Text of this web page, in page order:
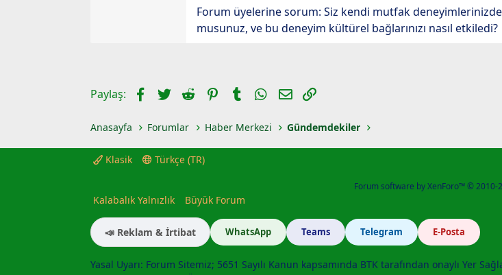
Forum üyelerine sorum: Siz kendi mutfak
musunuz, ve bu deneyim kültürel bağlarınızı nasıl etkiledi?
Paylaş: Facebook
TwitterReddit PinterestTumblrWhatsApp
E-postaLink
Anasayfa Forumlar Haber Merkezi Gündemdekiler
Klasik Türkçe (TR)
Forum software by XenForo™© 2010-
Kalabalık Yalnızlık Büyük Forum
📣 Reklam & İrtibat WhatsApp Teams Telegram E-Posta
Yasal Uyarı: Forum Sitemiz; 5651 Sayılı Kanun kapsamında BTK tarafından onaylı Yer